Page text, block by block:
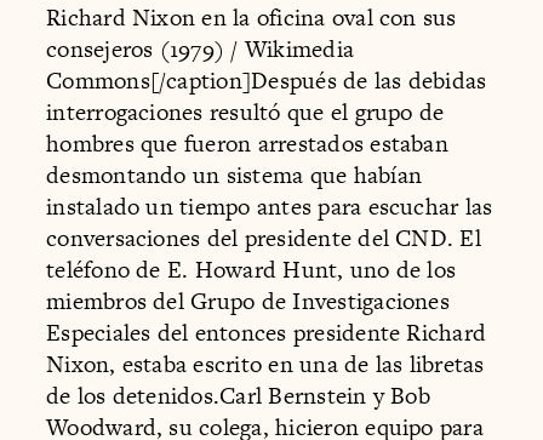
Richard Nixon en la oficina oval con sus
consejeros (1979) / Wikimedia
Commons[/caption]Después de las debidas
interrogaciones resultó que el grupo de
hombres que fueron arrestados estaban
desmontando un sistema que habían
instalado un tiempo antes para escuchar las
conversaciones del presidente del CND. El
teléfono de E. Howard Hunt, uno de los
miembros del Grupo de Investigaciones
Especiales del entonces presidente Richard
Nixon, estaba escrito en una de las libretas
de los detenidos.Carl Bernstein y Bob
Woodward, su colega, hicieron equipo para